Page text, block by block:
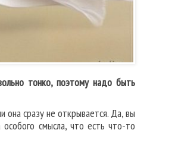
тонко, поэтому надо быть
сразу не открывается. Да, вы
смысла, что есть что-то